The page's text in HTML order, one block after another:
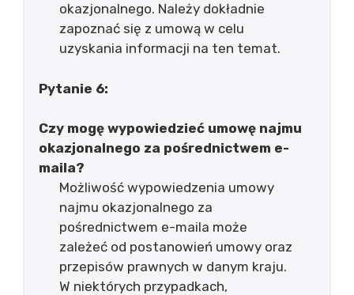
okazjonalnego. Należy dokładnie
zapoznać się z umową w celu
uzyskania informacji na ten temat.
Pytanie 6:
Czy mogę wypowiedzieć umowę najmu
okazjonalnego za pośrednictwem e-
maila?
Możliwość wypowiedzenia umowy
najmu okazjonalnego za
pośrednictwem e-maila może
zależeć od postanowień umowy oraz
przepisów prawnych w danym kraju.
W niektórych przypadkach,